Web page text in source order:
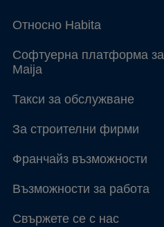
Относно Habita
Софтуерна платформа
Maija
Такси за обслужване
За строителни фирми
Франчайз възможности
Възможности за работа
Свържете се с нас